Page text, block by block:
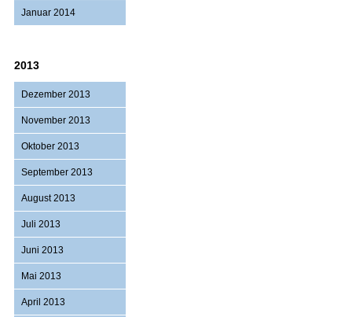
Januar 2014
2013
Dezember 2013
November 2013
Oktober 2013
September 2013
August 2013
Juli 2013
Juni 2013
Mai 2013
April 2013